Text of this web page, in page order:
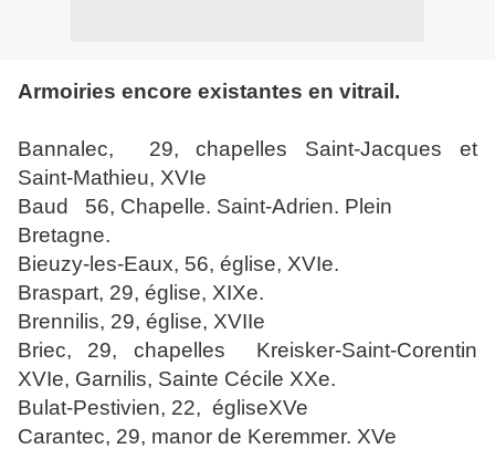
Armoiries encore existantes en vitrail.
Bannalec,
29, chapelles Saint-Jacques et
Saint-Mathieu, XVIe
Baud
56, Chapelle. Saint-Adrien. Plein
Bretagne.
Bieuzy-les-Eaux, 56, église, XVIe.
Braspart, 29, église, XIXe.
Brennilis, 29, église, XVIIe
Briec, 29, chapelles
Kreisker-Saint-Corentin
XVIe, Garnilis, Sainte Cécile XXe.
Bulat-Pestivien, 22, égliseXVe
Carantec, 29, manor de Keremmer. XVe